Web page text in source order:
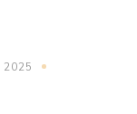
2025